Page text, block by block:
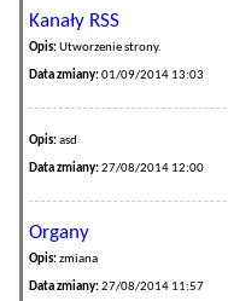
Kanały RSS
Opis:Utworzenie strony.
Data zmiany:01/09/2014 13:03
Opis:asd
Data zmiany:27/08/2014 12:00
Organy
Opis:zmiana
Data zmiany:27/08/2014 11:57